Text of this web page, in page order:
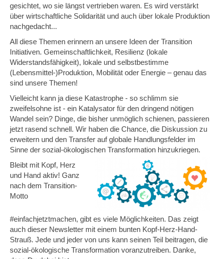
gesichtet, wo sie längst vertrieben waren. Es wird verstärkt
über wirtschaftliche Solidarität und auch über lokale Produktion
nachgedacht...
All diese Themen erinnern an unsere Ideen der Transition
Initiativen. Gemeinschaftlichkeit, Resilienz (lokale
Widerstandsfähigkeit), lokale und selbstbestimme
(Lebensmittel-)Produktion, Mobilität oder Energie – genau das
sind unsere Themen!
Vielleicht kann ja diese Katastrophe - so schlimm sie
zweifelsohne ist - ein Katalysator für den dringend nötigen
Wandel sein? Dinge, die bisher unmöglich schienen, passieren
jetzt rasend schnell. Wir haben die Chance, die Diskussion zu
erweitern und den Transfer auf globale Handlungsfelder im
Sinne der sozial-ökologischen Transformation hinzukriegen.
Bleibt mit Kopf, Herz
und Hand aktiv! Ganz
nach dem Transition-
Motto
#einfachjetztmachen, gibt es viele Möglichkeiten. Das zeigt
auch dieser Newsletter mit einem bunten Kopf-Herz-Hand-
Strauß. Jede und jeder von uns kann seinen Teil beitragen, die
sozial-ökologische Transformation voranzutreiben. Danke,